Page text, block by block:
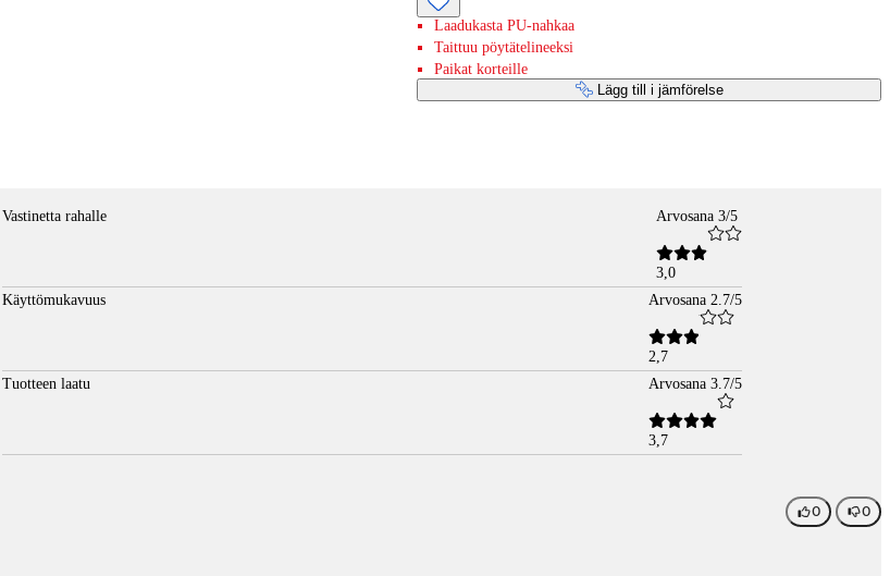
Laadukasta PU-nahkaa
Taittuu pöytätelineeksi
Paikat korteille
Lägg till i jämförelse
Vastinetta rahalle Arvosana 3/5
3,0
Käyttömukavuus
Arvosana 2.7/5
2,7
Tuotteen laatu
Arvosana 3.7/5
3,7
0 0